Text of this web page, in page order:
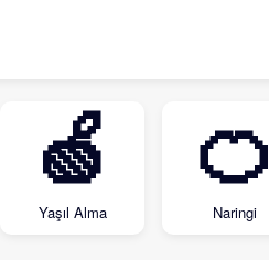
🍏
Yaşıl Alma
🍊
Naringi